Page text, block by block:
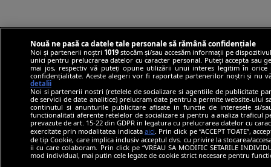
Nouă ne pasă ca datele tale personale să rămână confidențiale
Noi și partenerii noștri 1019stocăm și/sau accesăm informații pe
unici pentru prelucrarea datelor cu caracter personal. Puteți accepta sau
mai jos, respectiv vă puteți opune utilizării unui interes legitim în
confidențialitate. Aceste alegeri vor fi raportate partenerilor noștri și nu
detalii
Noi si partenerii nostri (retelele de socializare si agentiile de publicitate
de servicii de date analitice) prelucram date pentru a permite website-ului
continutul si anunturile publicitare afisate in functie de interesele si/
functionalitati aferente retelelor de socializare si pentru a analiza traficul
prevazute de art. 15-22 din GDPR in legatura cu prelucrarea datelor cu
exercitate prin modalitatea indicata aici . Prin click pe “ACCEPT TOATE”,
de tip Cookie, care implica inclusiv acceptul dvs. cu privire la stocarea/
ii cu care colaboram. Prin click pe “VREAU SA MODIFIC SETARILE
mod individual, mai putin cele legate de cookie strict necesare pentru